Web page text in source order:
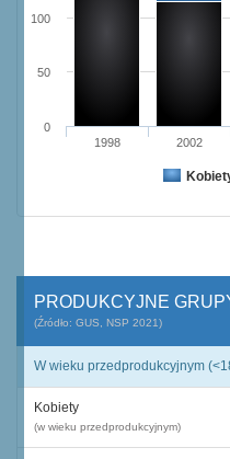
1998 2002
0
50
100
PRODUKCYJNE
(Źródło: GUS, NSP 2021)
W wieku przedprodukcyjnym
Kobiety
(w wieku przedprodukcyjnym)